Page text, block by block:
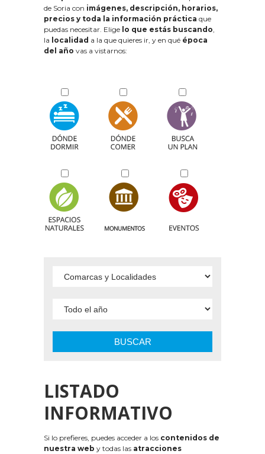
de Soria con imágenes, descripción, horarios,
precios y toda la información práctica que
puedas necesitar. Elige lo que estás buscando,
la localidad a la que quieres ir, y en qué época
del año vas a vistarnos:
BUSCAR
LISTADO
INFORMATIVO
Si lo prefieres, puedes acceder a los contenidos de
nuestra web y todas las atracciones